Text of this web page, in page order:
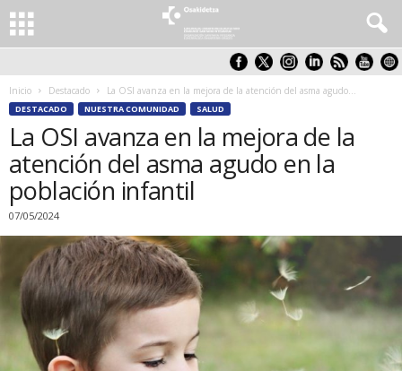
Inicio Destacado La OSI avanza en la mejora de la atención del asma agudo...
DESTACADO NUESTRA COMUNIDAD SALUD
La OSI avanza en la mejora de la
atención del asma agudo en la
población infantil
07/05/2024